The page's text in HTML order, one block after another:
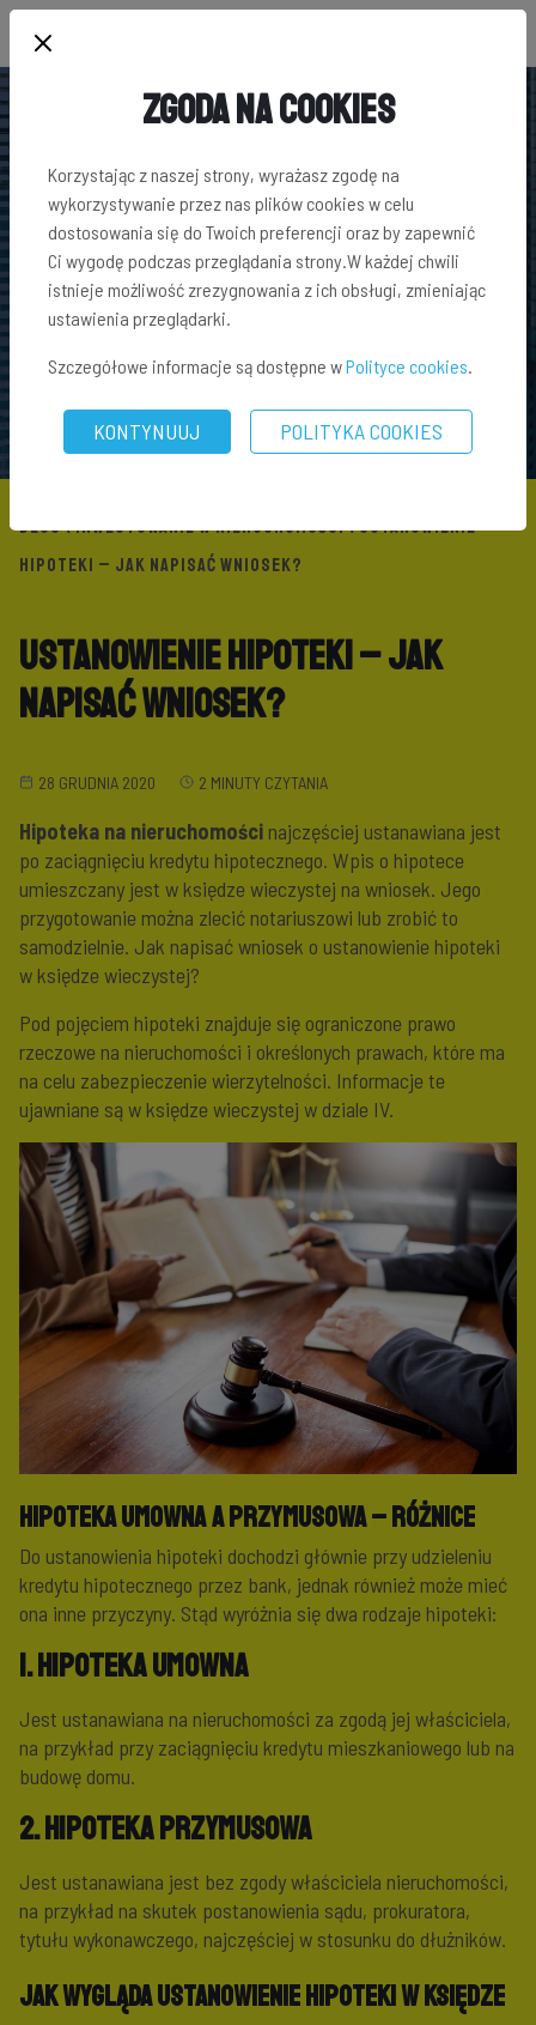
BLOG\INWESTOWANIE W NIERUCHOMOŚCI\ USTANOWIENIE
HIPOTEKI – JAK NAPISAĆ WNIOSEK?
Ustanowienie hipoteki – jak
napisać wniosek?
28 GRUDNIA 2020 2 MINUTY CZYTANIA
Hipoteka na nieruchomości najczęściej ustanawiana jest
po zaciągnięciu kredytu hipotecznego. Wpis o hipotece
umieszczany jest w księdze wieczystej na wniosek. Jego
przygotowanie można zlecić notariuszowi lub zrobić to
samodzielnie. Jak napisać wniosek o ustanowienie hipoteki
w księdze wieczystej?
Pod pojęciem hipoteki znajduje się ograniczone prawo
rzeczowe na nieruchomości i określonych prawach, które ma
na celu zabezpieczenie wierzytelności. Informacje te
ujawniane są w księdze wieczystej w dziale IV.
Hipoteka umowna a przymusowa – różnice
Do ustanowienia hipoteki dochodzi głównie przy udzieleniu
kredytu hipotecznego przez bank, jednak również może mieć
ona inne przyczyny. Stąd wyróżnia się dwa rodzaje hipoteki:
1. Hipoteka umowna
Jest ustanawiana na nieruchomości za zgodą jej właściciela,
na przykład przy zaciągnięciu kredytu mieszkaniowego lub na
budowę domu.
2. Hipoteka przymusowa
Jest ustanawiana jest bez zgody właściciela nieruchomości,
na przykład na skutek postanowienia sądu, prokuratora,
tytułu wykonawczego, najczęściej w stosunku do dłużników.
Jak wygląda ustanowienie hipoteki w księdze
Zgoda na Cookies
Korzystając z naszej strony, wyrażasz zgodę na
wykorzystywanie przez nas plików cookies w celu
dostosowania się do Twoich preferencji oraz by zapewnić
Ci wygodę podczas przeglądania strony.W każdej chwili
istnieje możliwość zrezygnowania z ich obsługi, zmieniając
ustawienia przeglądarki.
Szczegółowe informacje są dostępne wPolityce cookies.
KONTYNUUJ POLITYKA COOKIES